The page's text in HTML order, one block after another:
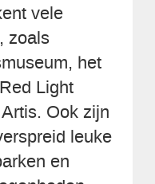
vele
zoals
het
Light
Ook zijn
leuke
en